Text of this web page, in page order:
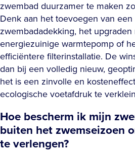
zwembad duurzamer te maken
Denk aan het toevoegen van
zwembadadekking, het upgraden
energiezuinige warmtepomp of
efficiëntere filterinstallatie. De
dan bij een volledig nieuw,
het is een zinvolle en
ecologische voetafdruk te
Hoe bescherm ik mijn
buiten het zwemseizoen
te verlengen?